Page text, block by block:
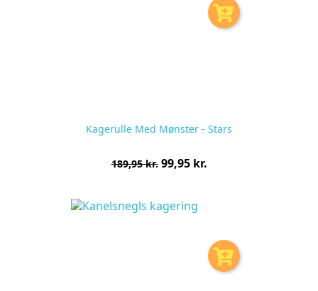
Kagerulle Med Mønster - Stars
Normalpris
189,95 kr. Pris
99,95 kr.